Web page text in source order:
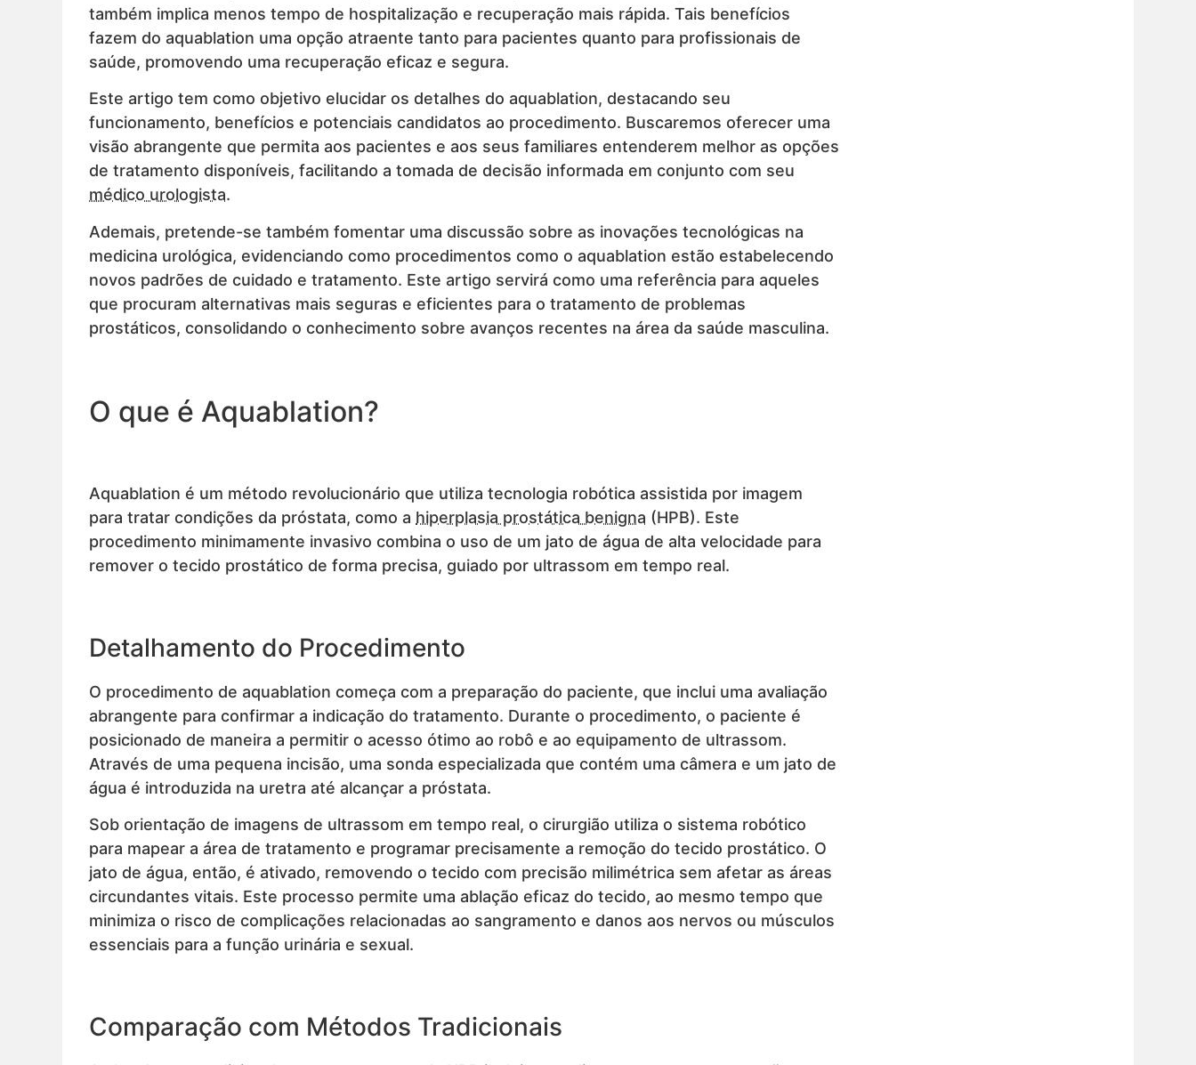
também implica menos tempo de hospitalização e recuperação mais rápida. Tais benefícios
fazem do aquablation uma opção atraente tanto para pacientes quanto para profissionais de
saúde, promovendo uma recuperação eficaz e segura.
Este artigo tem como objetivo elucidar os detalhes do aquablation, destacando seu
funcionamento, benefícios e potenciais candidatos ao procedimento. Buscaremos oferecer uma
visão abrangente que permita aos pacientes e aos seus familiares entenderem melhor as opções
de tratamento disponíveis, facilitando a tomada de decisão informada em conjunto com seu
médico urologista.
Ademais, pretende-se também fomentar uma discussão sobre as inovações tecnológicas na
medicina urológica, evidenciando como procedimentos como o aquablation estão estabelecendo
novos padrões de cuidado e tratamento. Este artigo servirá como uma referência para aqueles
que procuram alternativas mais seguras e eficientes para o tratamento de problemas
prostáticos, consolidando o conhecimento sobre avanços recentes na área da saúde masculina.
O que é Aquablation?
Aquablation é um método revolucionário que utiliza tecnologia robótica assistida por imagem
para tratar condições da próstata, como a hiperplasia prostática benigna (HPB). Este
procedimento minimamente invasivo combina o uso de um jato de água de alta velocidade para
remover o tecido prostático de forma precisa, guiado por ultrassom em tempo real.
Detalhamento do Procedimento
O procedimento de aquablation começa com a preparação do paciente, que inclui uma avaliação
abrangente para confirmar a indicação do tratamento. Durante o procedimento, o paciente é
posicionado de maneira a permitir o acesso ótimo ao robô e ao equipamento de ultrassom.
Através de uma pequena incisão, uma sonda especializada que contém uma câmera e um jato de
água é introduzida na uretra até alcançar a próstata.
Sob orientação de imagens de ultrassom em tempo real, o cirurgião utiliza o sistema robótico
para mapear a área de tratamento e programar precisamente a remoção do tecido prostático. O
jato de água, então, é ativado, removendo o tecido com precisão milimétrica sem afetar as áreas
circundantes vitais. Este processo permite uma ablação eficaz do tecido, ao mesmo tempo que
minimiza o risco de complicações relacionadas ao sangramento e danos aos nervos ou músculos
essenciais para a função urinária e sexual.
Comparação com Métodos Tradicionais